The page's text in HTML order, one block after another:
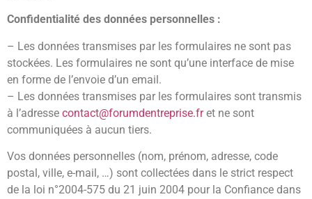
Confidentialité des données personnelles :
– Les données transmises par les formulaires ne sont pas
stockées. Les formulaires ne sont qu’une interface de mise
en forme de l’envoie d’un email.
– Les données transmises par les formulaires sont transmis
à l’adresse contact@forumdentreprise.fret ne sont
communiquées à aucun tiers.
Vos données personnelles (nom, prénom, adresse, code
postal, ville, e-mail, …) sont collectées dans le strict respect
de la loi n°2004-575 du 21 juin 2004 pour la Confiance dans